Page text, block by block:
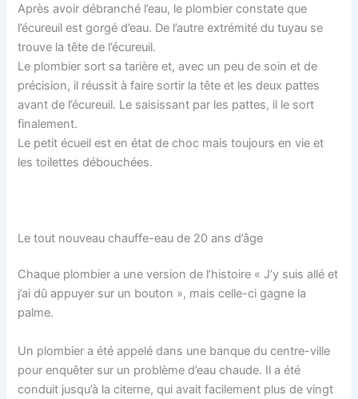
Après avoir débranché l’eau, le plombier constate que
l’écureuil est gorgé d’eau. De l’autre extrémité du tuyau se
trouve la tête de l’écureuil.
Le plombier sort sa tarière et, avec un peu de soin et de
précision, il réussit à faire sortir la tête et les deux pattes
avant de l’écureuil. Le saisissant par les pattes, il le sort
finalement.
Le petit écueil est en état de choc mais toujours en vie et
les toilettes débouchées.
Le tout nouveau chauffe-eau de 20 ans d’âge
Chaque plombier a une version de l’histoire « J’y suis allé et
j’ai dû appuyer sur un bouton », mais celle-ci gagne la
palme.
Un plombier a été appelé dans une banque du centre-ville
pour enquêter sur un problème d’eau chaude. Il a été
conduit jusqu’à la citerne, qui avait facilement plus de vingt